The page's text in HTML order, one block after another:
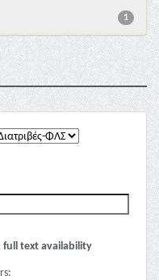
1
full text availability